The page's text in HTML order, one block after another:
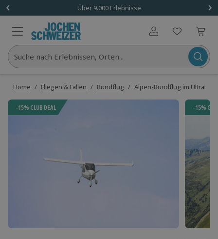
Über 9.000 Erlebnisse
Benutzerkonto
Suche nach Erlebnissen, Orten...
Home / Fliegen & Fallen / Rundflug / Alpen-Rundflug im
-15% CLUB DEAL -15%